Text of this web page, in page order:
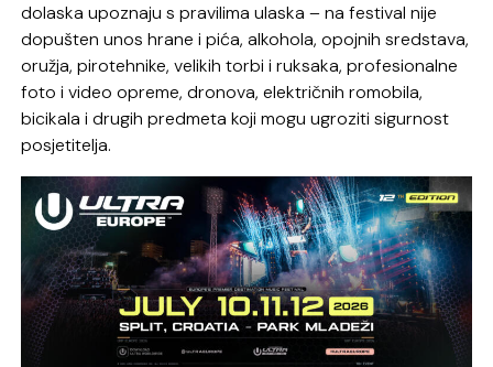
dolaska upoznaju s pravilima ulaska – na festival nije
dopušten unos hrane i pića, alkohola, opojnih sredstava,
oružja, pirotehnike, velikih torbi i ruksaka, profesionalne
foto i video opreme, dronova, električnih romobila,
bicikala i drugih predmeta koji mogu ugroziti sigurnost
posjetitelja.